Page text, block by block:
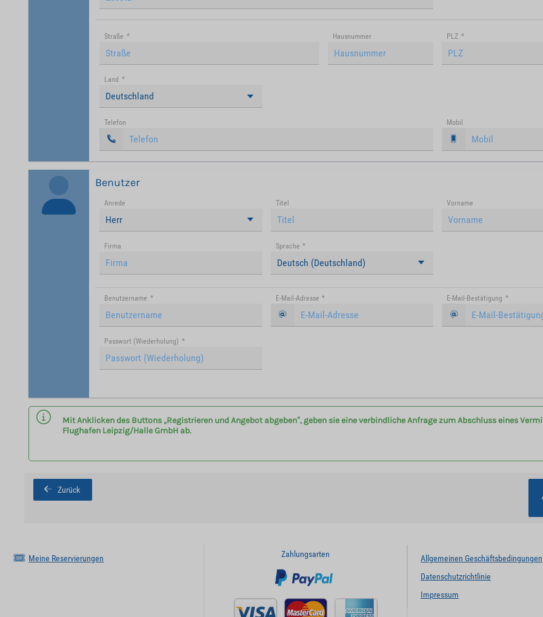
Straße * Hausnummer PLZ *
Land *
Deutschland
Telefon Mobil
Benutzer
Anrede
Herr
Titel Vorname
Firma Sprache *
Deutsch (Deutschland)
Benutzername * E-Mail-Adresse * E-Mail-Bestätigung *
Passwort (Wiederholung) *
Mit Anklicken des Buttons „Registrieren und Angebot abgeben“, geben sie eine verbindliche Anfrage zum Abschluss eines
Flughafen Leipzig/Halle GmbH ab.
Zurück
Meine Reservierungen Zahlungsarten
Allgemeinen Geschäftsbedingungen
Datenschutzrichtlinie
Impressum